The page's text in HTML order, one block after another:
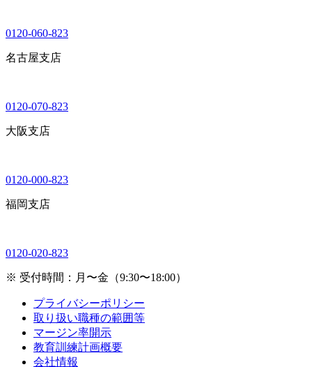
0120-060-823
名古屋支店
0120-070-823
大阪支店
0120-000-823
福岡支店
0120-020-823
※ 受付時間：月〜金（9:30〜18:00）
プライバシーポリシー
取り扱い職種の範囲等
マージン率開示
教育訓練計画概要
会社情報